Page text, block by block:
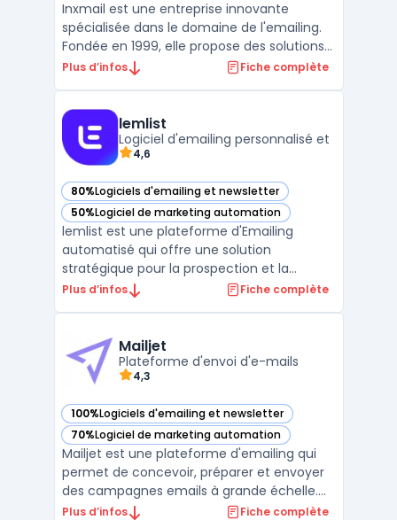
Inxmail est une entreprise innovante
spécialisée dans le domaine de l'emailing.
Fondée en 1999, elle propose des solutions
de marketing digital pour aider les
Grâce à ses nombreuses fonctionnalités,
Inxmail est devenue ...
Plus d’infos Fiche complète
lemlist
Logiciel d'emailing personnalisé et
4,6
80%Logiciels d'emailing et newsletter
— voir lemlist dans cette catégorie
50%Logiciel de marketing automation
— voir lemlist dans cette catégorie
lemlist est une plateforme d'Emailing
automatisé qui offre une solution
stratégique pour la prospection et la
communication client. Avec ses
des e-mails en temps réel et les
intégrations avec les applications de premi
Plus d’infos Fiche complète
Mailjet
Plateforme d'envoi d'e-mails
4,3
100%Logiciels d'emailing et newsletter
— voir Mailjet dans cette catégorie
70%Logiciel de marketing automation
— voir Mailjet dans cette catégorie
Mailjet est une plateforme d'emailing qui
permet de concevoir, préparer et envoyer
des campagnes emails à grande échelle.
Elle offre également des fonctionnalités
Plus d’infos Fiche complète